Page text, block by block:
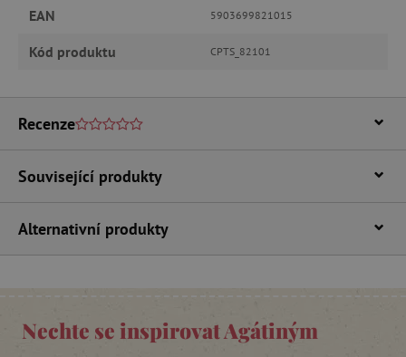
EAN 5903699821015
Kód produktu CPTS_82101
Recenze
Související produkty
Alternativní produkty
Nechte se inspirovat Agátiným
stránky nelze bez nezbytně nutných souborů